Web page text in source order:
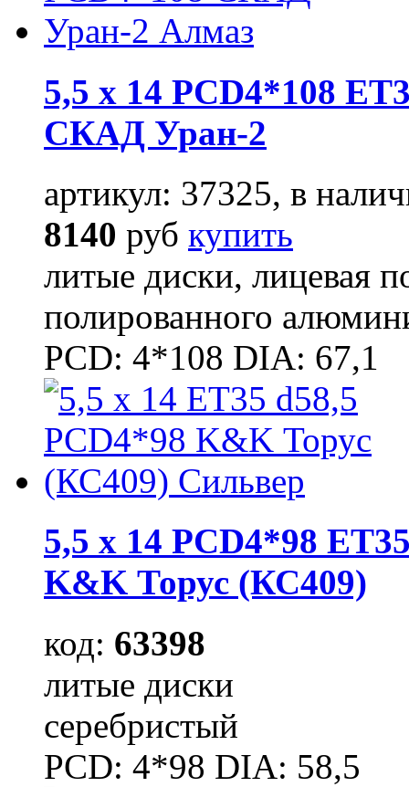
5,5 x 14 PCD4*108
СКАД Уран-2
артикул: 37325, в
8140 руб купить
литые диски, лицевая
полированного
PCD: 4*108 DIA: 67,1
5,5 x 14 PCD4*98
K&K Торус (КС409)
код: 63398
литые диски
серебристый
PCD: 4*98 DIA: 58,5